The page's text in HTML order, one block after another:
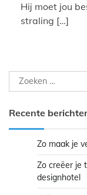
Hij moet jou
straling […]
Zoeken
naar:
Recente
Zo maak je
Zo creëer je
designhotel